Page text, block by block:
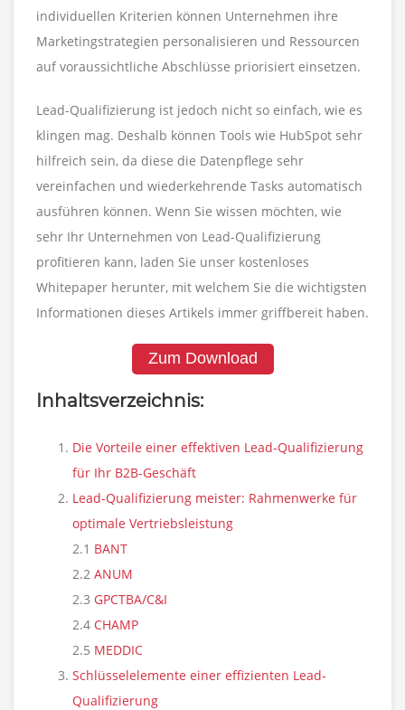
individuellen Kriterien können Unternehmen ihre
Marketingstrategien personalisieren und Ressourcen
auf voraussichtliche Abschlüsse priorisiert einsetzen.
Lead-Qualifizierung ist jedoch nicht so einfach, wie es
klingen mag. Deshalb können Tools wie HubSpot sehr
hilfreich sein, da diese die Datenpflege sehr
vereinfachen und wiederkehrende Tasks automatisch
ausführen können. Wenn Sie wissen möchten, wie
sehr Ihr Unternehmen von Lead-Qualifizierung
profitieren kann, laden Sie unser kostenloses
Whitepaper herunter, mit welchem Sie die wichtigsten
Informationen dieses Artikels immer griffbereit haben.
Zum Download
Inhaltsverzeichnis:
Die Vorteile einer effektiven Lead-Qualifizierung
für Ihr B2B-Geschäft
Lead-Qualifizierung meister: Rahmenwerke für
optimale Vertriebsleistung
2.1 BANT
2.2 ANUM
2.3 GPCTBA/C&I
2.4 CHAMP
2.5 MEDDIC
Schlüsselelemente einer effizienten Lead-
Qualifizierung